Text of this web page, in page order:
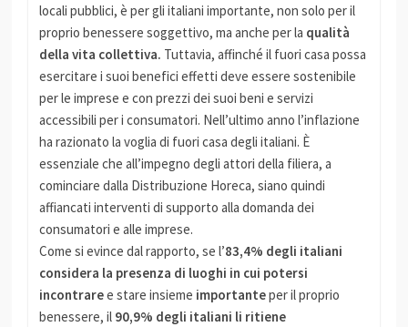
locali pubblici, è per gli italiani importante, non solo per il
proprio benessere soggettivo, ma anche per la qualità
della vita collettiva. Tuttavia, affinché il fuori casa possa
esercitare i suoi benefici effetti deve essere sostenibile
per le imprese e con prezzi dei suoi beni e servizi
accessibili per i consumatori. Nell’ultimo anno l’inflazione
ha razionato la voglia di fuori casa degli italiani. È
essenziale che all’impegno degli attori della filiera, a
cominciare dalla Distribuzione Horeca, siano quindi
affiancati interventi di supporto alla domanda dei
consumatori e alle imprese.
Come si evince dal rapporto, se l’83,4% degli italiani
considera la presenza di luoghi in cui potersi
incontraree stare insieme importanteper il proprio
benessere, il90,9% degli italiani li ritiene